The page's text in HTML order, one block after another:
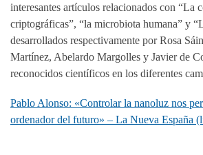
interesantes artículos relacionados con “La
criptográficas”, “la microbiota humana” y
desarrollados respectivamente por Rosa
Martínez, Abelardo Margolles y Javier de
reconocidos científicos en los diferentes
Pablo Alonso: «Controlar la nanoluz nos
ordenador del futuro» – La Nueva España